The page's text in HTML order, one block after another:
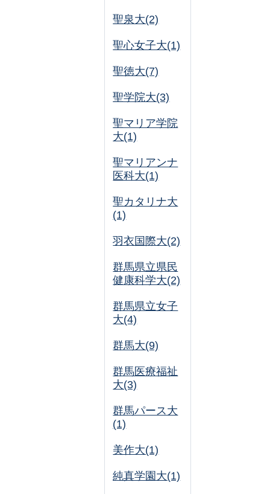
聖泉大(2)
聖心女子大(1)
聖徳大(7)
聖学院大(3)
聖マリア学院
大(1)
聖マリアンナ
医科大(1)
聖カタリナ大
(1)
羽衣国際大(2)
群馬県立県民
健康科学大(2)
群馬県立女子
大(4)
群馬大(9)
群馬医療福祉
大(3)
群馬パース大
(1)
美作大(1)
純真学園大(1)